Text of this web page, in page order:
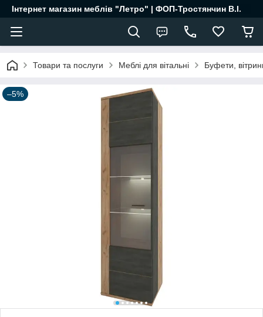
Інтернет магазин меблів "Летро" | ФОП-Тростянчин В.І.
Товари та послуги Меблі для вітальні Буфети,
–5%